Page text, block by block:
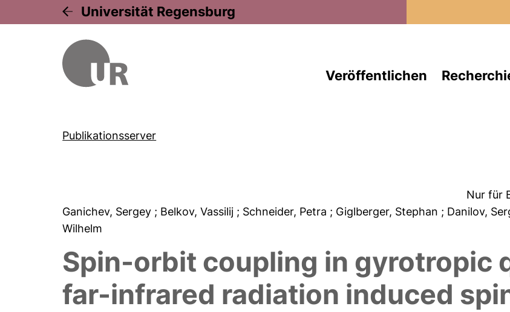
Universität Regensburg
Veröffentlichen
Publikationsserver
Nur für
Ganichev, Sergey ; Belkov, Vassilij ; Schneider, Petra ; Giglberger, Stephan ; Danilov,
Wilhelm
Spin-orbit coupling in gyrotropic
far-infrared radiation induced